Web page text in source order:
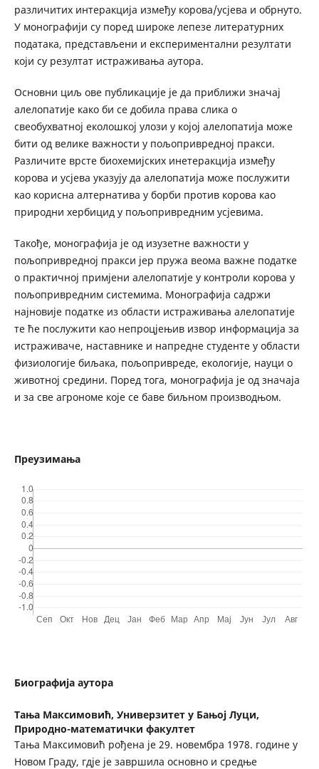
различитих интеракција између корова/усјева и обрнуто.
У монографији су поред широке лепезе литературних
података, представљени и експериментални резултати
који су резултат истраживања аутора.
Основни циљ ове публикације је да приближи значај
алелопатије како би се добила права слика о
свеобухватној еколошкој улози у којој алелопатија може
бити од велике важности у пољопривредној пракси.
Различите врсте биохемијских инетеракција између
корова и усјева указују да алелопатија може послужити
као корисна алтернатива у борби против корова као
природни хербицид у пољопривредним усјевима.
Такође, монографија је од изузетне важности у
пољопривредној пракси јер пружа веома важне податке
о практичној примјени алелопатије у контроли корова у
пољопривредним системима. Монографија садржи
најновије податке из области истраживања алелопатије
те ће послужити као непроцјењив извор информација за
истраживаче, наставнике и напредне студенте у области
физиологије биљака, пољопривреде, екологије, науци о
животној средини. Поред тога, монографија је од значаја
и за све агрономе које се баве биљном производњом.
Преузимања
Биографија аутора
Тања Максимовић, Универзитет у Бањој Луци,
Природно-математички факултет
Тања Максимовић рођена је 29. новембра 1978. године у
Новом Граду, гдје је завршила основно и средње